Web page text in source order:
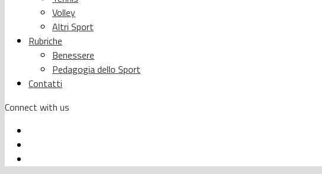
Volley
Altri Sport
Rubriche
Benessere
Pedagogia dello Sport
Contatti
Connect with us